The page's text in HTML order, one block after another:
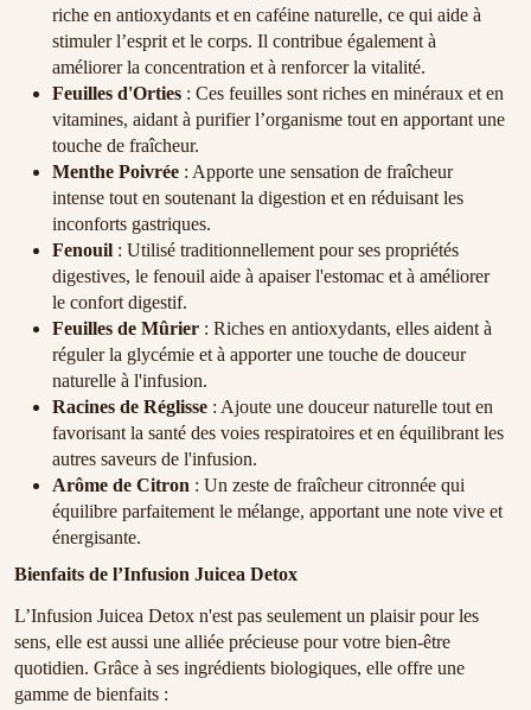
riche en antioxydants et en caféine naturelle, ce qui aide à
stimuler l’esprit et le corps. Il contribue également à
améliorer la concentration et à renforcer la vitalité.
Feuilles d'Orties : Ces feuilles sont riches en minéraux et en
vitamines, aidant à purifier l’organisme tout en apportant une
touche de fraîcheur.
Menthe Poivrée : Apporte une sensation de fraîcheur
intense tout en soutenant la digestion et en réduisant les
inconforts gastriques.
Fenouil : Utilisé traditionnellement pour ses propriétés
digestives, le fenouil aide à apaiser l'estomac et à améliorer
le confort digestif.
Feuilles de Mûrier : Riches en antioxydants, elles aident à
réguler la glycémie et à apporter une touche de douceur
naturelle à l'infusion.
Racines de Réglisse : Ajoute une douceur naturelle tout en
favorisant la santé des voies respiratoires et en équilibrant les
autres saveurs de l'infusion.
Arôme de Citron : Un zeste de fraîcheur citronnée qui
équilibre parfaitement le mélange, apportant une note vive et
énergisante.
Bienfaits de l’Infusion Juicea Detox
L’Infusion Juicea Detox n'est pas seulement un plaisir pour les
sens, elle est aussi une alliée précieuse pour votre bien-être
quotidien. Grâce à ses ingrédients biologiques, elle offre une
gamme de bienfaits :